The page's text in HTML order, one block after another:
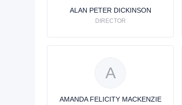
ALAN PETER DICKINSON
DIRECTOR
A
AMANDA FELICITY MACKENZIE